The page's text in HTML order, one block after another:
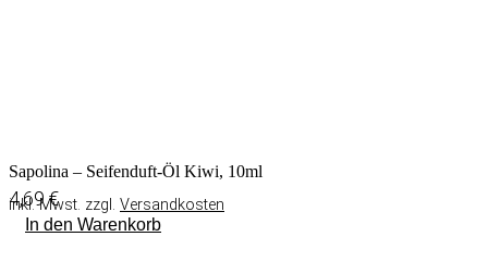
Sapolina – Seifenduft-Öl Kiwi, 10ml
4,69€
inkl. Mwst. zzgl. Versandkosten
In den Warenkorb